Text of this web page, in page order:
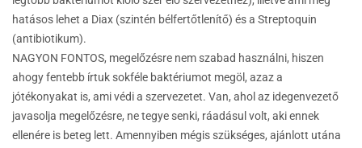
hatásos lehet a Diax (szintén bélfertőtlenítő) és a Streptoquin
(antibiotikum).
NAGYON FONTOS, megelőzésre nem szabad használni, hiszen
ahogy fentebb írtuk sokféle baktériumot megöl, azaz a
jótékonyakat is, ami védi a szervezetet. Van, ahol az idegenvezető
javasolja megelőzésre, ne tegye senki, ráadásul volt, aki ennek
ellenére is beteg lett. Amennyiben mégis szükséges, ajánlott utána